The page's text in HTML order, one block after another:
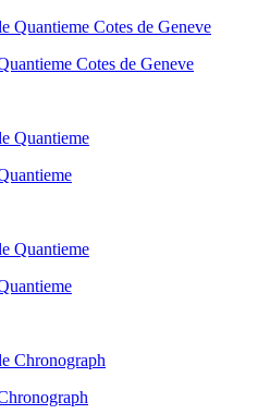
Cotes de Geneve